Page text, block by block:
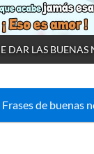
DAR LAS BUENAS
de buenas